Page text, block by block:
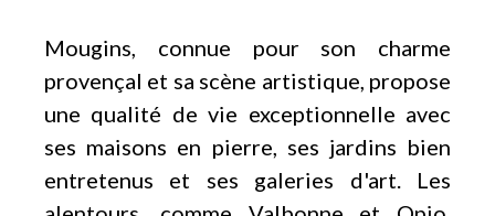
Mougins, connue pour son charme
provençal et sa scène artistique, propose
une qualité de vie exceptionnelle avec
ses maisons en pierre, ses jardins bien
entretenus et ses galeries d'art. Les